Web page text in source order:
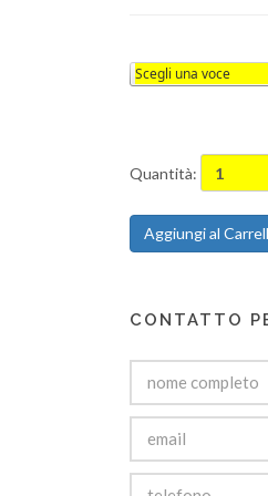
Quantità:
Aggiungi al
CONTATTO